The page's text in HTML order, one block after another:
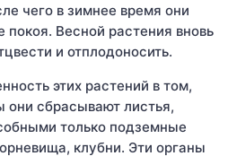
чего в зимнее время они
покоя. Весной растения вновь
и отплодоносить.
этих растений в том,
они сбрасывают листья,
только подземные
клубни. Эти органы